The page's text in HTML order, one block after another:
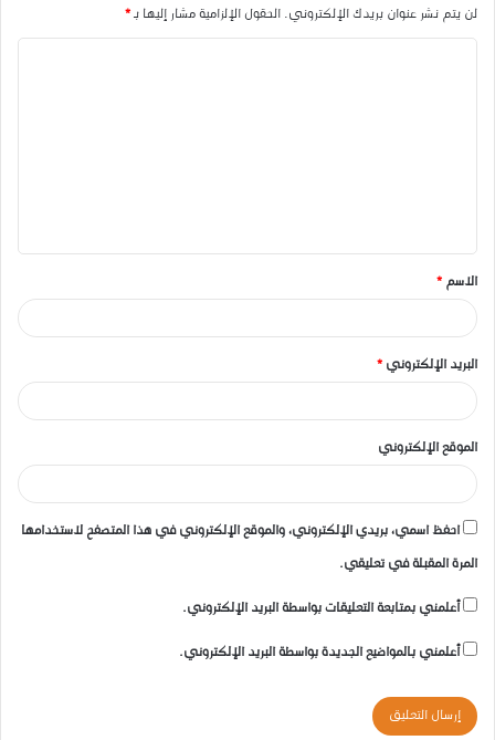
لن يتم نشر عنوان بريدك الإلكتروني. الحقول الإلزامية مشار إليها بـ*
ق
*
الاسم *
البريد الإلكتروني *
الموقع الإلكتروني
احفظ اسمي، بريدي الإلكتروني، والموقع الإلكتروني في هذا المتصفح لاستخدامها
المرة المقبلة في تعليقي.
أعلمني بمتابعة التعليقات بواسطة البريد الإلكتروني.
أعلمني بالمواضيع الجديدة بواسطة البريد الإلكتروني.